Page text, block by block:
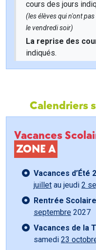
cours des jours
(les élèves qui n'ont
le vendredi soir)
La reprise des
indiqués.
Calendriers
Vacances
ZONE A
Vacances d’Été
juillet au jeudi 2
Rentrée
septembre 2027
Vacances de la
samedi 23